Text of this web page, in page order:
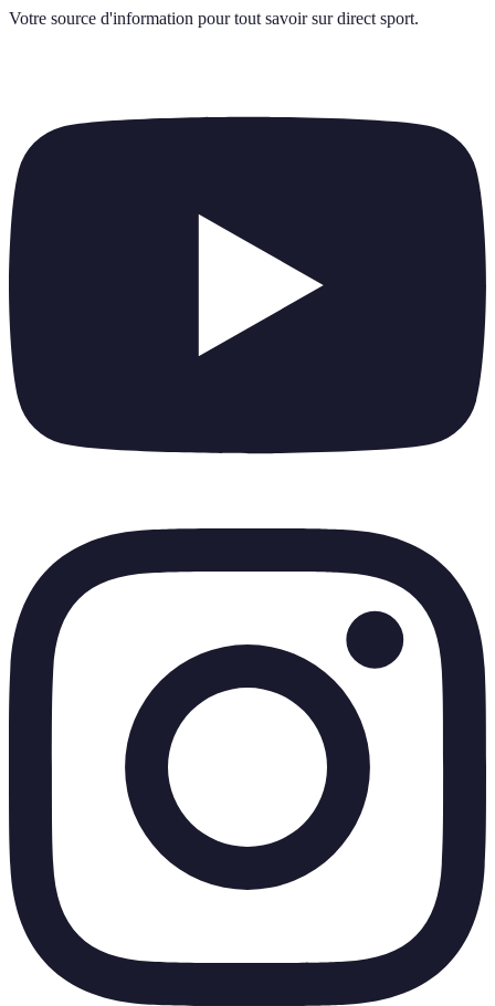
Votre source d'information pour tout savoir sur direct sport.